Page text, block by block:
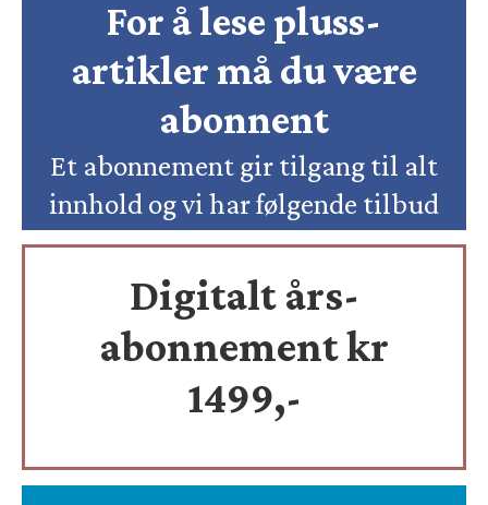
For å lese pluss-
artikler må du være
abonnent
Et abonnement gir tilgang til alt
innhold og vi har følgende tilbud
Digitalt års-
abonnement kr
1499,-